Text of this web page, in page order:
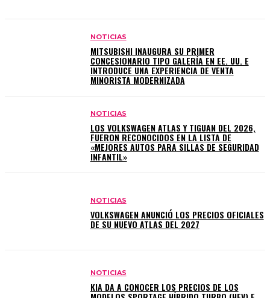
NOTICIAS
MITSUBISHI INAUGURA SU PRIMER
CONCESIONARIO TIPO GALERÍA EN EE. UU. E
INTRODUCE UNA EXPERIENCIA DE VENTA
MINORISTA MODERNIZADA
NOTICIAS
LOS VOLKSWAGEN ATLAS Y TIGUAN DEL 2026,
FUERON RECONOCIDOS EN LA LISTA DE
«MEJORES AUTOS PARA SILLAS DE SEGURIDAD
INFANTIL»
NOTICIAS
VOLKSWAGEN ANUNCIÓ LOS PRECIOS OFICIALES
DE SU NUEVO ATLAS DEL 2027
NOTICIAS
KIA DA A CONOCER LOS PRECIOS DE LOS